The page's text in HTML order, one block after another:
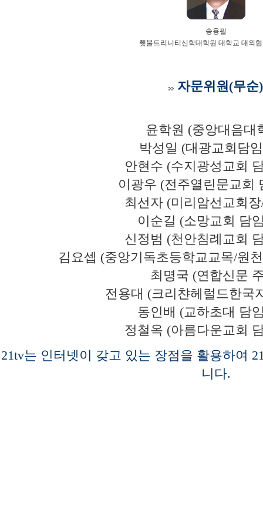
송용필
횃불트리니티신학대학원 대학교 대외
자문위원(무순)
윤학원 (중앙대음대
박성일 (대광교회담
안현수 (수지광성교회
이광우 (전주열린문교회
최선자 (미리암선교회
이순길 (소망교회 담
신정범 (천안침례교회
김요셉 (중앙기독초등학교교목/원
최명국 (연합신문
전용대 (크리챤헤럴드한국
동인배 (교하초대 담
정철옥 (아름다운교회
21tv는 인터넷이 갖고 있는 장점을 활용하여
니다.